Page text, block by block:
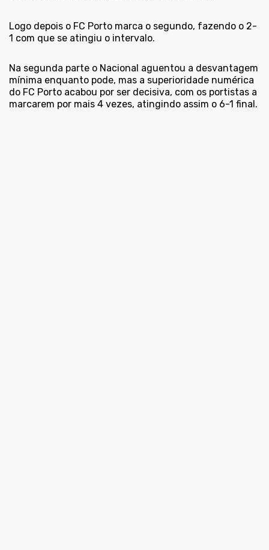
Logo depois o FC Porto marca o segundo, fazendo o 2-
1 com que se atingiu o intervalo.
Na segunda parte o Nacional aguentou a desvantagem
mínima enquanto pode, mas a superioridade numérica
do FC Porto acabou por ser decisiva, com os portistas a
marcarem por mais 4 vezes, atingindo assim o 6-1 final.